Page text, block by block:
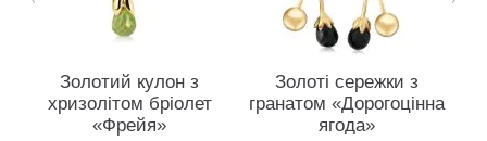
Золотий кулон з
хризолітом бріолет
«Фрейя»
Золоті сережки з
гранатом «Дорогоцінна
ягода»